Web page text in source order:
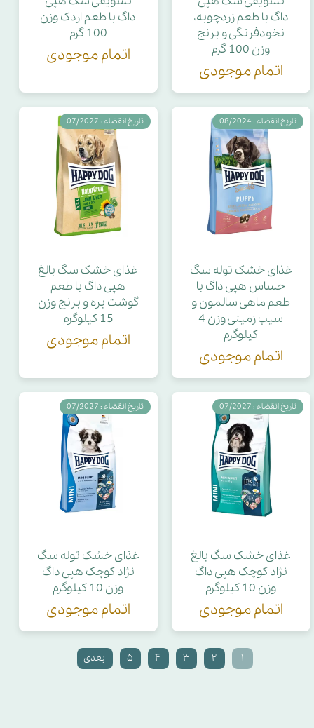
داگ با طعم زردچوبه،
نخودفرنگی و برنج
وزن 100 گرم
اتمام موجودی
داگ با طعم اردک وزن
100 گرم
اتمام موجودی
غذای خشک توله سگ
حساس هپی داگ با
طعم ماهی سالمون و
سیب زمینی وزن 4
کیلوگرم
اتمام موجودی
تاریخ انقضاء : 08/2024
غذای خشک سگ بالغ
هپی داگ با طعم
گوشت بره و برنج وزن
15 کیلوگرم
اتمام موجودی
تاریخ انقضاء : 07/2027
غذای خشک سگ بالغ
نژاد کوچک هپی داگ
وزن 10 کیلوگرم
اتمام موجودی
تاریخ انقضاء : 07/2027
غذای خشک توله سگ
نژاد کوچک هپی داگ
وزن 10 کیلوگرم
اتمام موجودی
تاریخ انقضاء : 07/2027
۱ ۲ ۳ ۴ ۵ بعدی